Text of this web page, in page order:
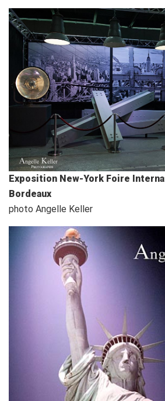
Exposition New-York Foire
Bordeaux
photo Angelle Keller